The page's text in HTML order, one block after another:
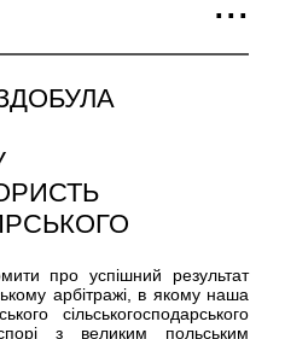
про успішний результат
арбітражі, в якому наша
сільськогосподарського
з великим польським